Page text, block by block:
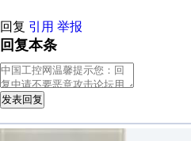
回复 引用 举报
回复本条
发表回复